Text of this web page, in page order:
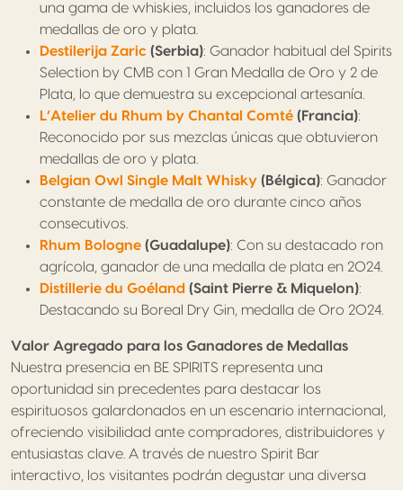
una gama de whiskies, incluidos los ganadores de
medallas de oro y plata.
Destilerija Zaric (Serbia): Ganador habitual del Spirits
Selection by CMB con 1 Gran Medalla de Oro y 2 de
Plata, lo que demuestra su excepcional artesanía.
L’Atelier du Rhum by Chantal Comté (Francia):
Reconocido por sus mezclas únicas que obtuvieron
medallas de oro y plata.
Belgian Owl Single Malt Whisky (Bélgica): Ganador
constante de medalla de oro durante cinco años
consecutivos.
Rhum Bologne (Guadalupe): Con su destacado ron
agrícola, ganador de una medalla de plata en 2024.
Distillerie du Goéland (Saint Pierre & Miquelon):
Destacando su Boreal Dry Gin, medalla de Oro 2024.
Valor Agregado para los Ganadores de Medallas
Nuestra presencia en BE SPIRITS representa una
oportunidad sin precedentes para destacar los
espirituosos galardonados en un escenario internacional,
ofreciendo visibilidad ante compradores, distribuidores y
entusiastas clave. A través de nuestro Spirit Bar
interactivo, los visitantes podrán degustar una diversa